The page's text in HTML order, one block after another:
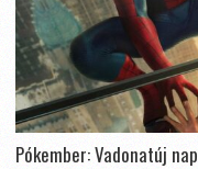
Pókember: Vadonatúj nap